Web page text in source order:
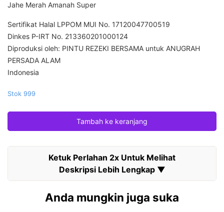
Jahe Merah Amanah Super
Sertifikat Halal LPPOM MUI No. 17120047700519
Dinkes P-IRT No. 213360201000124
Diproduksi oleh: PINTU REZEKI BERSAMA untuk ANUGRAH
PERSADA ALAM
Indonesia
Stok 999
Tambah ke keranjang
Anda mungkin juga suka